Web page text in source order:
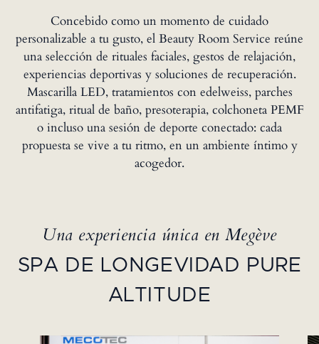
Concebido como un momento de cuidado
personalizable a tu gusto, el Beauty Room Service reúne
una selección de rituales faciales, gestos de relajación,
experiencias deportivas y soluciones de recuperación.
Mascarilla LED, tratamientos con edelweiss, parches
antifatiga, ritual de baño, presoterapia, colchoneta PEMF
o incluso una sesión de deporte conectado: cada
propuesta se vive a tu ritmo, en un ambiente íntimo y
acogedor.
Una experiencia única en Megève
SPA DE LONGEVIDAD PURE
ALTITUDE